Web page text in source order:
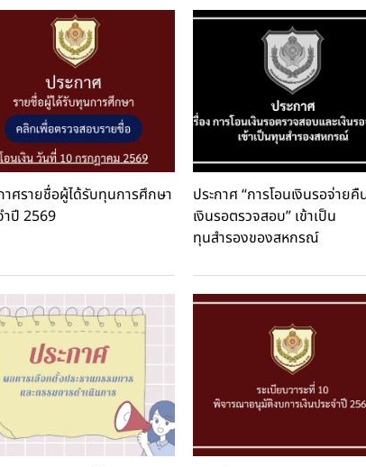
าศรายชื่อผู้ได้รับทุนการศึกษา
ำปี 2569
ประกาศ “การโอนเงินรอจ่ายคื
เงินรอตรวจสอบ” เข้าเป็น
ทุนสำรองของสหกรณ์